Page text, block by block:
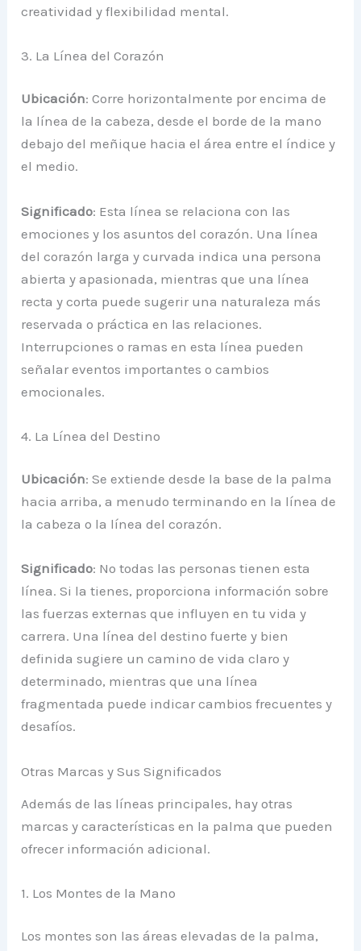
creatividad y flexibilidad mental.
3. La Línea del Corazón
Ubicación: Corre horizontalmente por encima de
la línea de la cabeza, desde el borde de la mano
debajo del meñique hacia el área entre el índice y
el medio.
Significado: Esta línea se relaciona con las
emociones y los asuntos del corazón. Una línea
del corazón larga y curvada indica una persona
abierta y apasionada, mientras que una línea
recta y corta puede sugerir una naturaleza más
reservada o práctica en las relaciones.
Interrupciones o ramas en esta línea pueden
señalar eventos importantes o cambios
emocionales.
4. La Línea del Destino
Ubicación: Se extiende desde la base de la palma
hacia arriba, a menudo terminando en la línea de
la cabeza o la línea del corazón.
Significado: No todas las personas tienen esta
línea. Si la tienes, proporciona información sobre
las fuerzas externas que influyen en tu vida y
carrera. Una línea del destino fuerte y bien
definida sugiere un camino de vida claro y
determinado, mientras que una línea
fragmentada puede indicar cambios frecuentes y
desafíos.
Otras Marcas y Sus Significados
Además de las líneas principales, hay otras
marcas y características en la palma que pueden
ofrecer información adicional.
1. Los Montes de la Mano
Los montes son las áreas elevadas de la palma,